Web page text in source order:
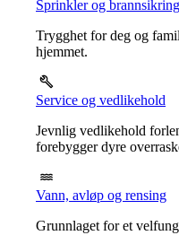
Sprinkler og brannsikring
Trygghet for deg og
hjemmet.
Service og vedlikehold
Jevnlig vedlikehold
forebygger dyre
Vann, avløp og rensing
Grunnlaget for et